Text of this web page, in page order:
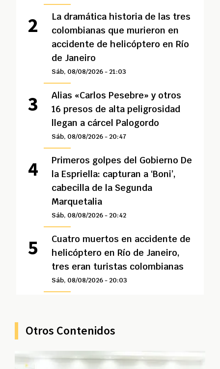
La dramática historia de las tres
colombianas que murieron en
accidente de helicóptero en Río
de Janeiro
Sáb, 08/08/2026 - 21:03
Alias «Carlos Pesebre» y otros
16 presos de alta peligrosidad
llegan a cárcel Palogordo
Sáb, 08/08/2026 - 20:47
Primeros golpes del Gobierno De
la Espriella: capturan a ‘Boni’,
cabecilla de la Segunda
Marquetalia
Sáb, 08/08/2026 - 20:42
Cuatro muertos en accidente de
helicóptero en Río de Janeiro,
tres eran turistas colombianas
Sáb, 08/08/2026 - 20:03
Otros Contenidos